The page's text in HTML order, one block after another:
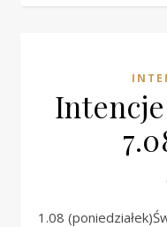
1.08 (poniedziałek)Św. Alfonsa Marii Liguoriego, bp-a